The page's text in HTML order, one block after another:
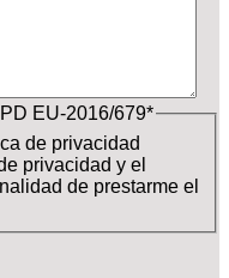
EU-2016/679*
de privacidad
privacidad y el
de prestarme el